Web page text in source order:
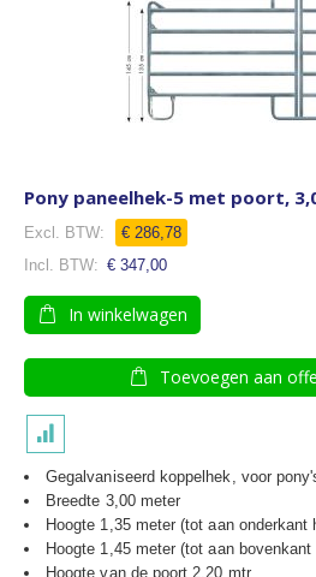
Pony paneelhek-5 met poort,
€ 286,78
€ 347,00
In winkelwagen
Toevoegen aan
Gegalvaniseerd koppelhek, voor
Breedte 3,00 meter
Hoogte 1,35 meter (tot aan onderkant
Hoogte 1,45 meter (tot aan
Hoogte van de poort 2,20 mtr